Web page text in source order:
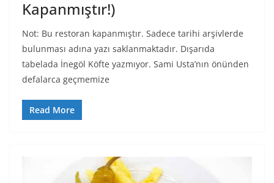
Kapanmıştır!)
Not: Bu restoran kapanmıştır. Sadece tarihi arşivlerde
bulunması adına yazı saklanmaktadır. Dışarıda
tabelada İnegöl Köfte yazmıyor. Sami Usta’nın önünden
defalarca geçmemize
Read More